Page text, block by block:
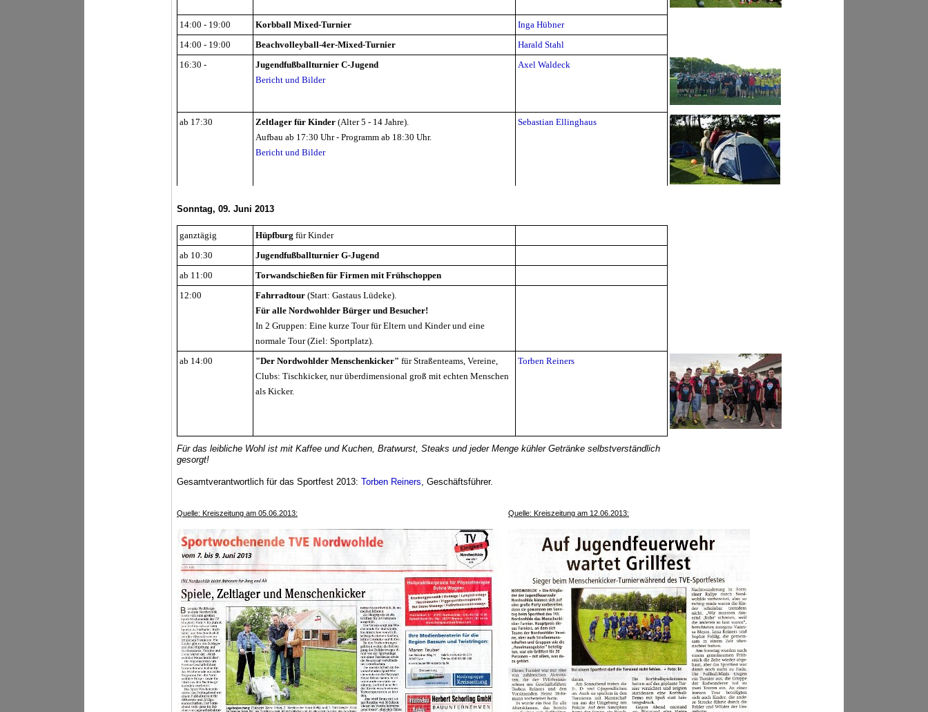
14:00 - 19:00 Korbball Mixed-Turnier
Inga Hübner
14:00 - 19:00
Beachvolleyball-4er-Mixed-Turnier
Harald Stahl
16:30 -
Jugendfußballturnier C-Jugend
Bericht und Bilder
Axel Waldeck
ab 17:30 Zeltlager für Kinder (Alter 5 - 14 Jahre).
Aufbau ab 17:30 Uhr - Programm ab 18:30 Uhr.
Bericht und Bilder
Sebastian Ellinghaus
Sonntag, 09. Juni 2013
ganztägig Hüpfburg für Kinder
ab 10:30
Jugendfußballturnier G-Jugend
ab 11:00
Torwandschießen für Firmen mit Frühschoppen
12:00
Fahrradtour (Start: Gastaus Lüdeke).
Für alle Nordwohlder Bürger und Besucher!
In 2 Gruppen: Eine kurze Tour für Eltern und Kinder und eine
normale Tour (Ziel: Sportplatz).
ab 14:00
"Der Nordwohlder Menschenkicker" für Straßenteams, Vereine,
Clubs: Tischkicker, nur überdimensional groß mit echten Menschen
als Kicker.
Torben Reiners
Für das leibliche Wohl ist mit Kaffee und Kuchen, Bratwurst, Steaks und jeder Menge kühler Getränke selbstverständlich
gesorgt!
Gesamtverantwortlich für das Sportfest 2013: Torben Reiners, Geschäftsführer.
Quelle: Kreiszeitung am 05.06.2013: Quelle: Kreiszeitung am 12.06.2013: